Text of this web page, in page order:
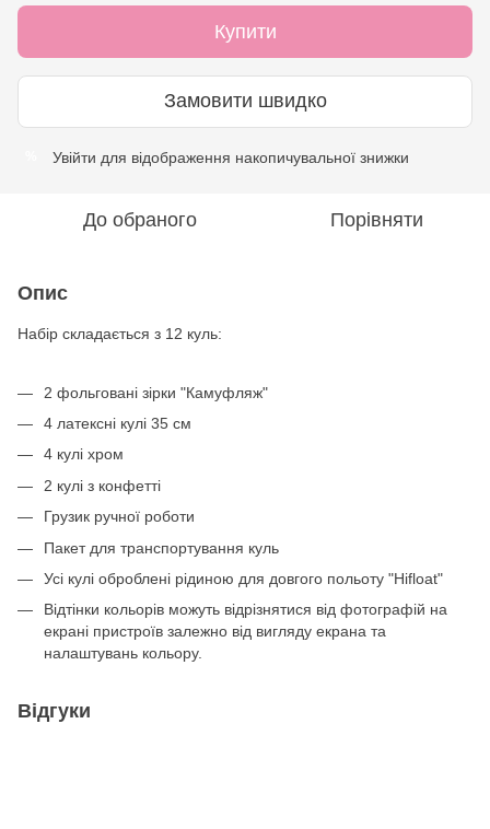
Купити
Замовити швидко
Увійти для відображення накопичувальної знижки
До обраного Порівняти
Опис
Набір складається з 12 куль:
2 фольговані зірки "Камуфляж"
4 латексні кулі 35 см
4 кулі хром
2 кулі з конфетті
Грузик ручної роботи
Пакет для транспортування куль
Усі кулі оброблені рідиною для довгого польоту "Hifloat"
Відтінки кольорів можуть відрізнятися від фотографій на
екрані пристроїв залежно від вигляду екрана та
налаштувань кольору.
Відгуки